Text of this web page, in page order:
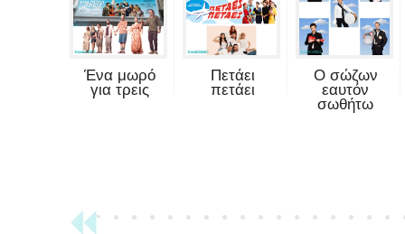
Ένα μωρό
για τρεις
Πετάει
πετάει
Ο σώζων
εαυτόν
σωθήτω